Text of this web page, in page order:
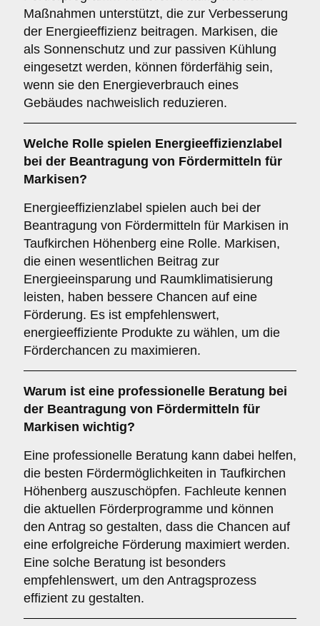
Maßnahmen unterstützt, die zur Verbesserung
der Energieeffizienz beitragen. Markisen, die
als Sonnenschutz und zur passiven Kühlung
eingesetzt werden, können förderfähig sein,
wenn sie den Energieverbrauch eines
Gebäudes nachweislich reduzieren.
Welche Rolle spielen Energieeffizienzlabel
bei der Beantragung von Fördermitteln für
Markisen?
Energieeffizienzlabel spielen auch bei der
Beantragung von Fördermitteln für Markisen in
Taufkirchen Höhenberg eine Rolle. Markisen,
die einen wesentlichen Beitrag zur
Energieeinsparung und Raumklimatisierung
leisten, haben bessere Chancen auf eine
Förderung. Es ist empfehlenswert,
energieeffiziente Produkte zu wählen, um die
Förderchancen zu maximieren.
Warum ist eine professionelle Beratung bei
der Beantragung von Fördermitteln für
Markisen wichtig?
Eine professionelle Beratung kann dabei helfen,
die besten Fördermöglichkeiten in Taufkirchen
Höhenberg auszuschöpfen. Fachleute kennen
die aktuellen Förderprogramme und können
den Antrag so gestalten, dass die Chancen auf
eine erfolgreiche Förderung maximiert werden.
Eine solche Beratung ist besonders
empfehlenswert, um den Antragsprozess
effizient zu gestalten.